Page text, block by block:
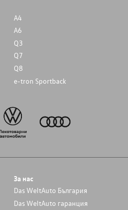
A4
A6
Q3
Q7
Q8
e-tron Sportback
За нас
Das WeltAuto България
Das WeltAuto гаранция